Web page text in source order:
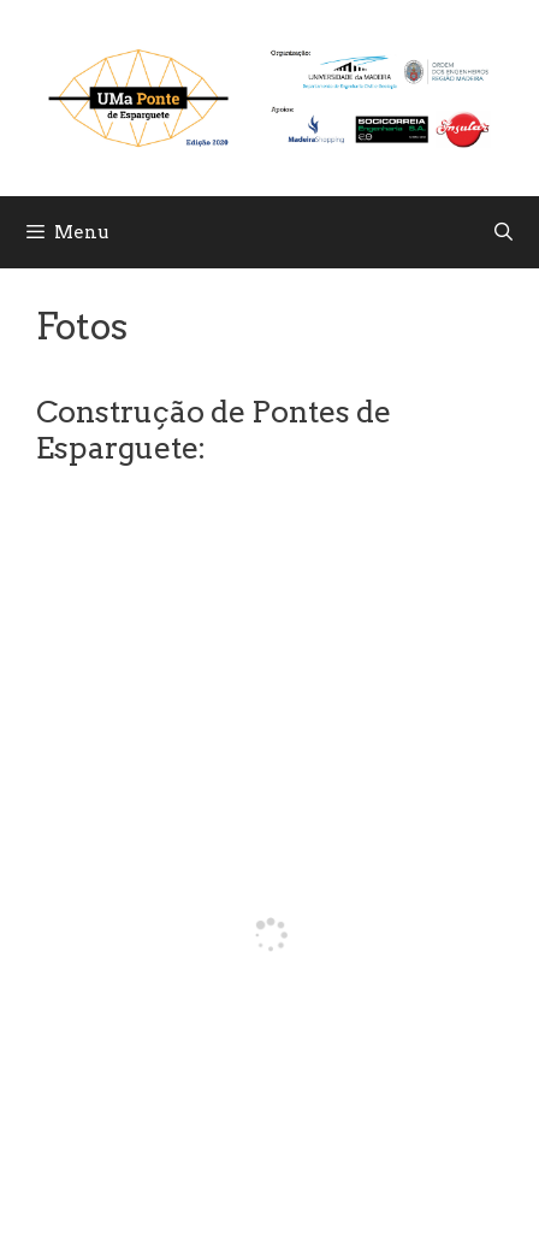
content
Menu
Fotos
Construção de Pontes de
Esparguete: